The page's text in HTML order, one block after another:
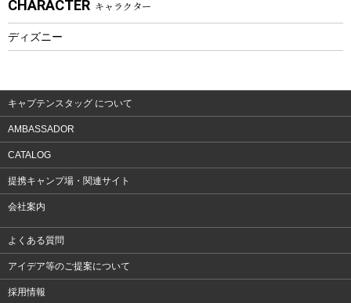
ウェア、タオル
ウェア
CHARACTER キャラクター
ディズニー
キャプテンスタッグ について
AMBASSADOR
CATALOG
提携キャンプ場・関連サイト
会社案内
よくある質問
アイデア等のご提案について
採用情報